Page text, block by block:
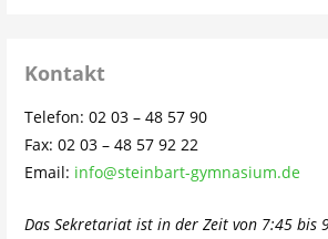
Kontakt
Telefon: 02 03 – 48 57 90
Fax: 02 03 – 48 57 92 22
Email: info@steinbart-gymnasium.de
Das Sekretariat ist in der Zeit von 7:45 bis